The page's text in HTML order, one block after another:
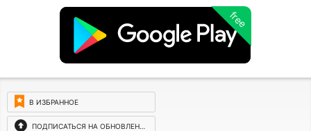
free
В ИЗБРАННОЕ
ПОДПИСАТЬСЯ НА ОБНОВЛЕНИЯ